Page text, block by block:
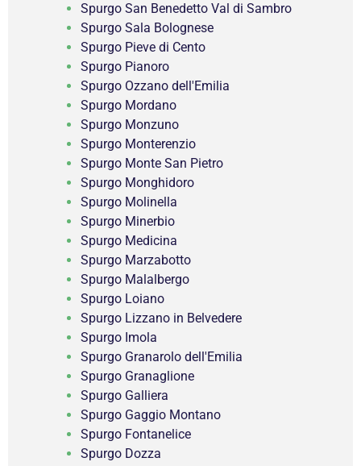
Spurgo San Benedetto Val di Sambro
Spurgo Sala Bolognese
Spurgo Pieve di Cento
Spurgo Pianoro
Spurgo Ozzano dell'Emilia
Spurgo Mordano
Spurgo Monzuno
Spurgo Monterenzio
Spurgo Monte San Pietro
Spurgo Monghidoro
Spurgo Molinella
Spurgo Minerbio
Spurgo Medicina
Spurgo Marzabotto
Spurgo Malalbergo
Spurgo Loiano
Spurgo Lizzano in Belvedere
Spurgo Imola
Spurgo Granarolo dell'Emilia
Spurgo Granaglione
Spurgo Galliera
Spurgo Gaggio Montano
Spurgo Fontanelice
Spurgo Dozza